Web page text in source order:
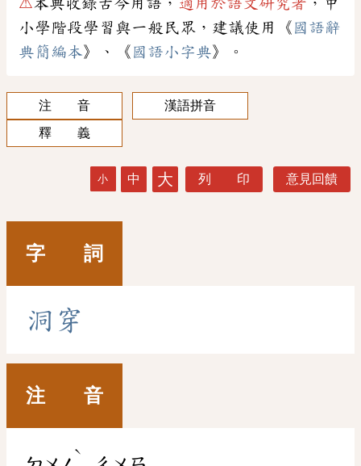
小學階段學習與一般民眾，建議使用《 國語辭
典簡編本》、《 國語小字典》。
注 音
漢語拼音
釋 義
小 中 大 列 印 意見回饋
字 詞
洞 穿
注 音
ˋ